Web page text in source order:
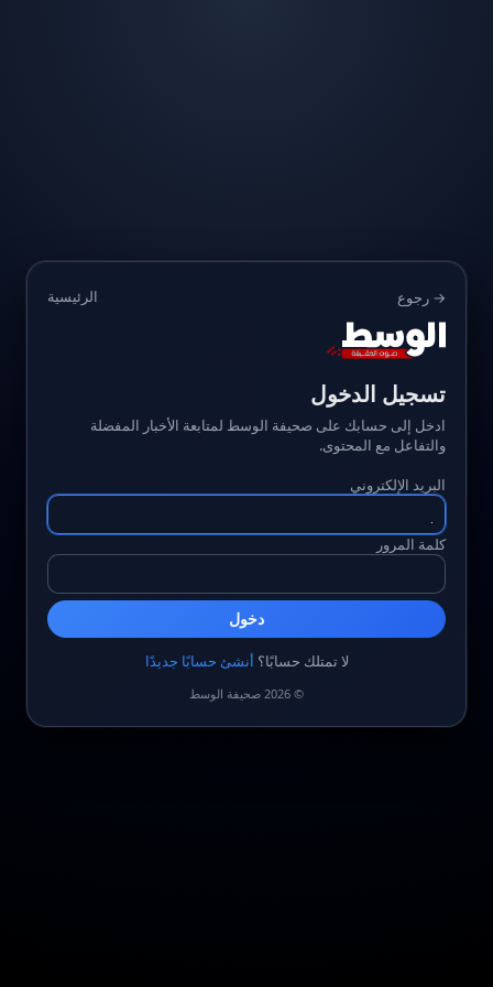
→ رجوع الرئيسية
تسجيل الدخول
ادخل إلى حسابك على صحيفة الوسط لمتابعة الأخبار المفضلة
والتفاعل مع المحتوى.
البريد الإلكتروني
كلمة المرور
دخول
لا تمتلك حسابًا؟ أنشئ حسابًا جديدًا
© 2026 صحيفة الوسط